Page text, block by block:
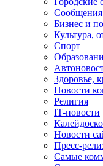
Бизнес и
Культура,
Спорт
Здоровье,
Новости
Религия
IT-новости
Новости
Пресс-
Самые